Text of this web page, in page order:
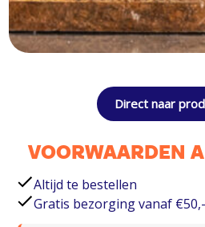
Direct naar
VOORWAARDEN
Altijd te bestellen
Gratis bezorging vanaf €50,-